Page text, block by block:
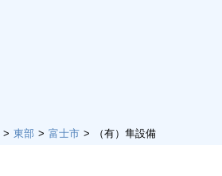
東部 富士市 （有）隼設備